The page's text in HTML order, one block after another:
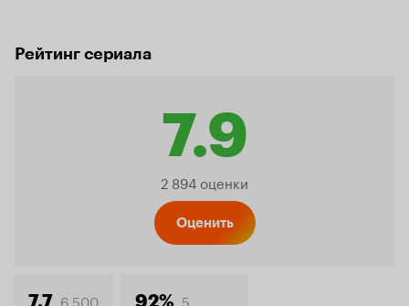
Рейтинг сериала
7.9
Рейтинг
2 894 оценки
Оценить
7.7 6 500 92% 5